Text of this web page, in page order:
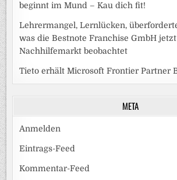
beginnt im Mund – Kau dich fit!
Lehrermangel, Lernlücken,
was die Bestnote Franchise GmbH
Nachhilfemarkt beobachtet
Tieto erhält Microsoft Frontier Partner
META
Anmelden
Eintrags-Feed
Kommentar-Feed